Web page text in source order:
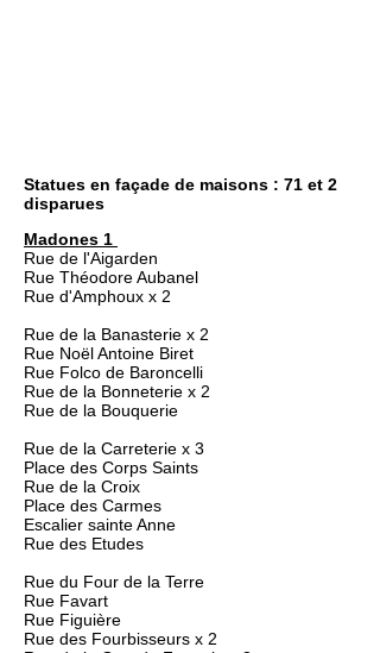
Statues en façade de maisons : 71 et 2
disparues
Madones 1
Rue de l'Aigarden
Rue Théodore Aubanel
Rue d'Amphoux x 2
Rue de la Banasterie x 2
Rue Noël Antoine Biret
Rue Folco de Baroncelli
Rue de la Bonneterie x 2
Rue de la Bouquerie
Rue de la Carreterie x 3
Place des Corps Saints
Rue de la Croix
Place des Carmes
Escalier sainte Anne
Rue des Etudes
Rue du Four de la Terre
Rue Favart
Rue Figuière
Rue des Fourbisseurs x 2